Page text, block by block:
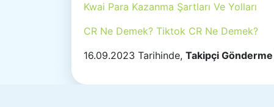
Kwai Para Kazanma Şartları Ve Yolları
CR Ne Demek? Tiktok CR Ne Demek?
16.09.2023 Tarihinde, Takipçi